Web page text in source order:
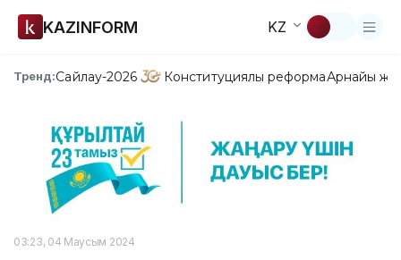
KAZINFORM KZ
Тренд:Сайлау-2026 Конституциялық реформаАрнайы
03:23, 04 Маусым 2024